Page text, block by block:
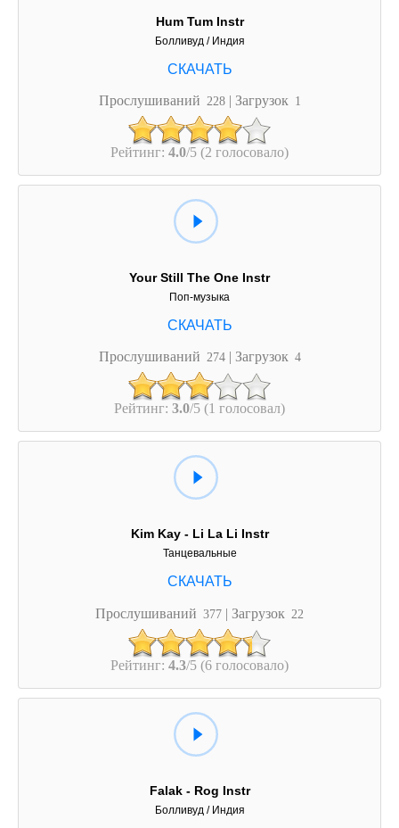
Hum Tum Instr
Болливуд / Индия
Прослушиваний 228 | Загрузок 1
Рейтинг: 4.0/5 (2 голосовало)
Your Still The One Instr
Поп-музыка
Прослушиваний 274 | Загрузок 4
Рейтинг: 3.0/5 (1 голосовал)
Kim Kay - Li La Li Instr
Танцевальные
Прослушиваний 377 | Загрузок 22
Рейтинг: 4.3/5 (6 голосовало)
Falak - Rog Instr
Болливуд / Индия